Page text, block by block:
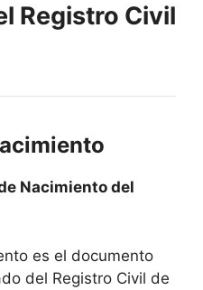
Registro Civil
Nacimiento del
es el documento
del Registro Civil de